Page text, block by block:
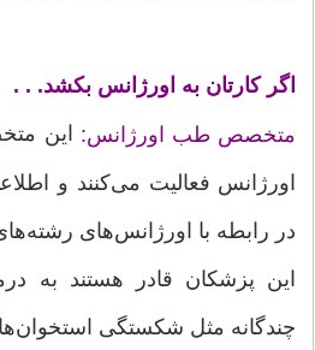
اگر کارتان به اورژانس بکشد. . .
متخصص طب اورژانس: این
اورژانس فعالیت می‌کنند و
در رابطه با اورژانس‌های
این پزشکان قادر هستند به
چندگانه مثل شکستگی